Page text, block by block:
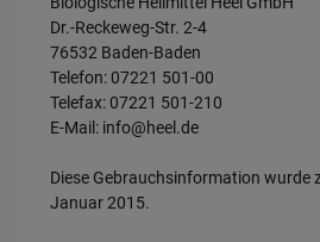
Dr.-Reckeweg-Str. 2-4
76532 Baden-Baden
Telefon: 07221 501-00
Telefax: 07221 501-210
E-Mail: info@heel.de
Diese Gebrauchsinformation wurde
Januar 2015.